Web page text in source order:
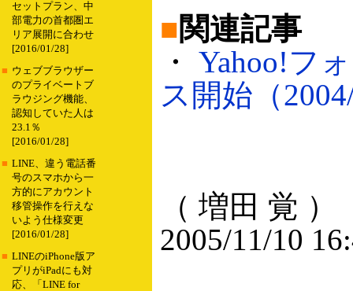
セットプラン、中
部電力の首都圏エ
リア展開に合わせ
[2016/01/28]
■ ウェブブラウザー
のプライベートブ
ラウジング機能、
認知していた人は
23.1％
[2016/01/28]
■ LINE、違う電話番
号のスマホから一
方的にアカウント
移管操作を行えな
いよう仕様変更
[2016/01/28]
■ LINEのiPhone版ア
プリがiPadにも対
応、「LINE for
■関連記事
・ Yahoo!フ
ス開始（
（ 増田 覚 ）
2005/11/10